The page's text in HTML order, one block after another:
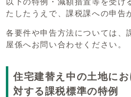
以下の特例・減額措置等を受け
たしたうえで、課税課への申告
各要件や申告方法については、
屋係へお問い合わせください。
住宅建替え中の土地に
対する課税標準の特例